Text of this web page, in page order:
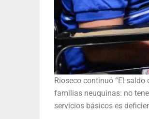
Rioseco continuó “El
familias neuquinas: no
servicios básicos es